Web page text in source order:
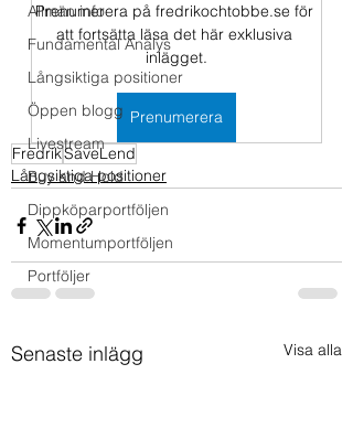
Allmän info
Fundamental Analys
Långsiktiga positioner
Öppen blogg
Livestream
Buy and Hold
Dippköparportföljen
Momentumportföljen
Portföljer
Prenumerera på fredrikochtobbe.se för
att fortsätta läsa det här exklusiva
inlägget.
Prenumerera
FredrikSaveLend
Långsiktiga positioner
Senaste inlägg Visa alla